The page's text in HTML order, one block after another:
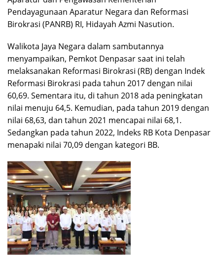
Pendayagunaan Aparatur Negara dan Reformasi
Birokrasi (PANRB) RI, Hidayah Azmi Nasution.
Walikota Jaya Negara dalam sambutannya
menyampaikan, Pemkot Denpasar saat ini telah
melaksanakan Reformasi Birokrasi (RB) dengan Indek
Reformasi Birokrasi pada tahun 2017 dengan nilai
60,69. Sementara itu, di tahun 2018 ada peningkatan
nilai menuju 64,5. Kemudian, pada tahun 2019 dengan
nilai 68,63, dan tahun 2021 mencapai nilai 68,1.
Sedangkan pada tahun 2022, Indeks RB Kota Denpasar
menapaki nilai 70,09 dengan kategori BB.